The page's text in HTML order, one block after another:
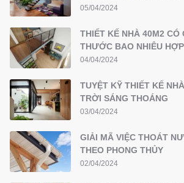
05/04/2024
THIẾT KẾ NHÀ 40M2 CÓ
THƯỚC BAO NHIÊU
04/04/2024
TUYỆT KỸ THIẾT KẾ
TRỜI SÁNG THOÁNG
03/04/2024
GIẢI MÃ VIỆC THOÁT
THEO PHONG THỦY
02/04/2024